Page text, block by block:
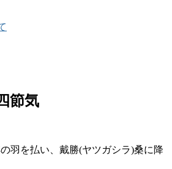
節気
羽を払い、戴勝(ヤツガシラ)桑に降